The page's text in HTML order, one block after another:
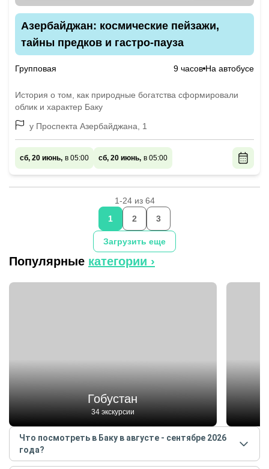
Азербайджан: космические пейзажи,
тайны предков и гастро-пауза
Групповая 9 часов На автобусе
История о том, как природные богатства сформировали
облик и характер Баку
у Проспекта Азербайджана, 1
сб, 20 июнь, в 05:00 сб, 20 июнь, в 05:00
1-24 из 64
Загрузить еще
1 2 3
Популярные категории ›
Гобустан
34 экскурсии
Что посмотреть в Баку в августе - сентябре 2026
года?